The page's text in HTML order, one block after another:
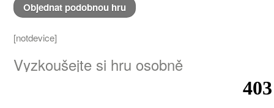
Objednat podobnou hru
[notdevice]
Vyzkoušejte si hru osobně